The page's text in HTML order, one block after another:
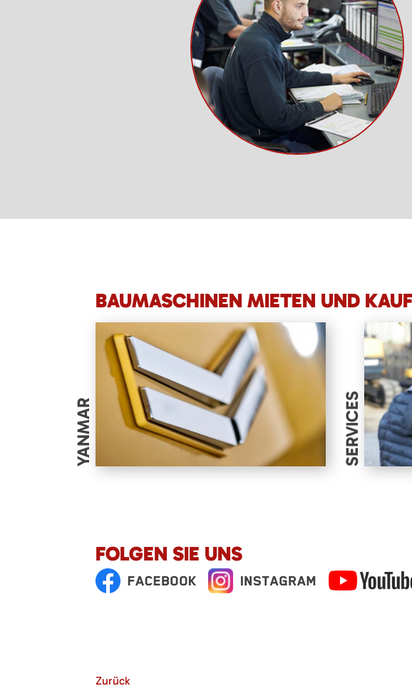
BAUMASCHINEN MIETEN UND
YANMAR SERVICES
FOLGEN SIE UNS
Zurück